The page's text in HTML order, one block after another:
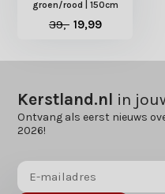
groen/rood | 150cm
39,- 19,99
Kerstland.nl in
Ontvang als eerst nieuws
2026!